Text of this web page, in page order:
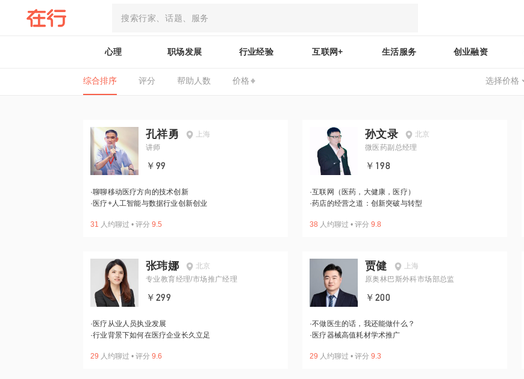
心理 职场发展 行业经验 互联网+ 生活服务 创业融资
综合排序 评分 帮助人数 价格 选择价格
孔祥勇
上海
讲师
￥99
·聊聊移动医疗方向的技术创新
· 医疗+人工智能与数据行业创新创业
31 人约聊过 • 评分 9.5
孙文录
北京
微医药副总经理
￥198
·互联网（医药，大健康，医疗）
·药店的经营之道：创新突破与转型
38 人约聊过 • 评分 9.8
张玮娜
北京
专业教育经理/市场推广经理
￥299
· 医疗从业人员执业发展
·行业背景下如何在医疗企业长久立足
29 人约聊过 • 评分 9.6
贾健
上海
原奥林巴斯外科市场部总监
￥200
·不做医生的话，我还能做什么？
· 医疗器械高值耗材学术推广
29 人约聊过 • 评分 9.3